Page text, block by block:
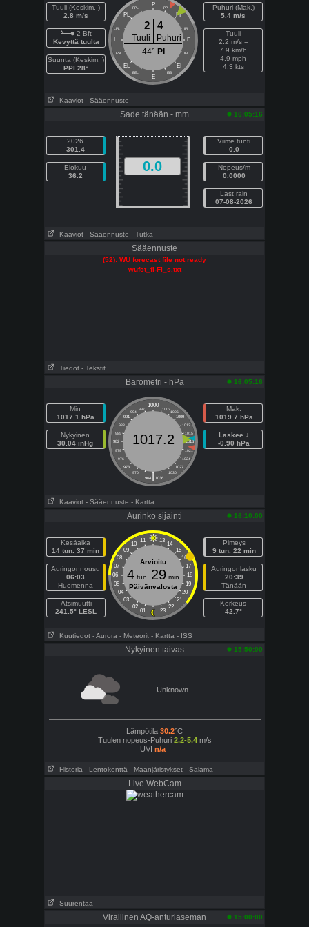
Tuuli (Keskim. )
2.8 m/s
2 Bft
Kevyttä tuulta
Suunta (Keskim. )
PPI 28°
P
PPL PPI
PL PI
LPL IPI
L E
LESL IEI
EL EI
EEL EEI
E
2 4
Tuuli
Puhuri
44° PI
Puhuri (Mak.)
5.4 m/s
Tuuli
2.2 m/s =
7.9 km/h
4.9 mph
4.3 kts
Kaaviot - Sääennuste
Sade tänään - mm 16:05:16
2026
301.4
Elokuu
36.2
0.0
Viime tunti
0.0
Nopeus/m
0.0000
Last rain
07-08-2026
Kaaviot - Sääennuste - Tutka
Sääennuste
(52): WU forecast file not ready
wufct_fi-FI_s.txt
Tiedot - Tekstit
Barometri - hPa 16:05:16
Min
1017.1 hPa
Nykyinen
30.04 inHg
1000
997 1003
994
1006
991
1009
988
1012
985
1015
982
1018
979
1021
976
1024
973
1027
970
1030
|
964 1036
1017.2
Mak.
1019.7 hPa
Laskee ↓
-0.90 hPa
Kaaviot - Sääennuste - Kartta
Aurinko sijainti 16:10:00
Kesäaika
14 tun. 37 min
Auringonnousu
06:03
Huomenna
Atsimuutti
241.5° LESL
11 13
10
14
09
15
08
16
07
17
06
18
05
19
04
20
03
21
02
22
01 23
Arvioitu
4 tun. 29 min
Päivänvalosta
Pimeys
9 tun. 22 min
Auringonlasku
20:39
Tänään
Korkeus
42.7°
Kuutiedot - Aurora - Meteorit - Kartta - ISS
Nykyinen taivas 15:50:00
Unknown
Lämpötila 30.2°C
Tuulen nopeus-Puhuri 2.2-5.4m/s
UVI n/a
Historia - Lentokenttä - Maanjäristykset - Salama
Live WebCam
Suurentaa
Virallinen AQ-anturiaseman 15:00:00